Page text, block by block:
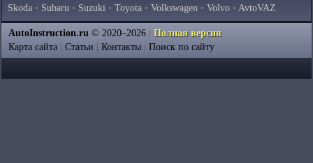
Skoda • Subaru • Suzuki • Toyota • Volkswagen • Volvo • AvtoVAZ
AutoInstruction.ru © 2020–2026
Полная версия
Карта сайта
Статьи Контакты Поиск по сайту